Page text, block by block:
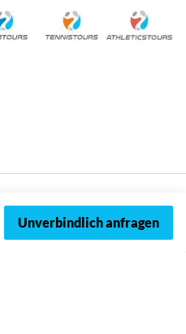
Unverbindlich anfragen